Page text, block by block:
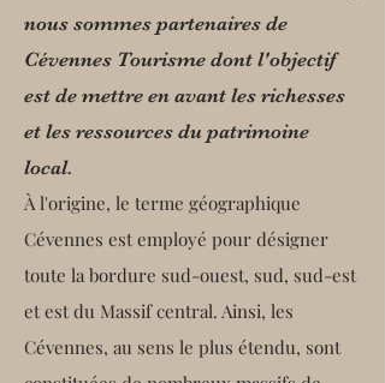
nous sommes partenaires de
Cévennes Tourisme dont l'objectif
est de mettre en avant les richesses
et les ressources du patrimoine
local.
À l'origine, le terme géographique
Cévennes est employé pour désigner
toute la bordure sud-ouest, sud, sud-est
et est du Massif central. Ainsi, les
Cévennes, au sens le plus étendu, sont